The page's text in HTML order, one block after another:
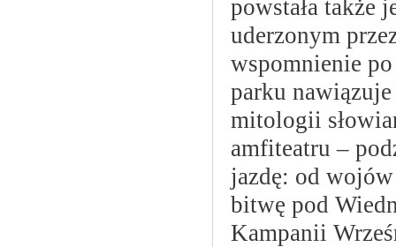
powstała także
uderzonym
wspomnienie
parku
mitologii
amfiteatru –
jazdę: od
bitwę pod
Kampanii